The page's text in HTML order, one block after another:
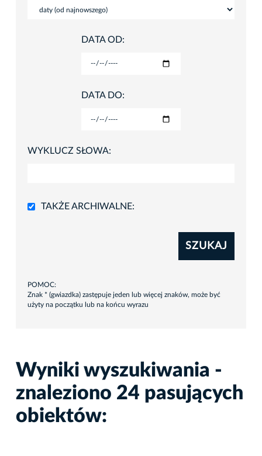
DATA OD:
DATA DO:
WYKLUCZ SŁOWA:
TAKŻE ARCHIWALNE:
SZUKAJ
POMOC:
Znak * (gwiazdka) zastępuje jeden lub więcej znaków, może być
użyty na początku lub na końcu wyrazu
Wyniki wyszukiwania -
znaleziono 24 pasujących
obiektów: